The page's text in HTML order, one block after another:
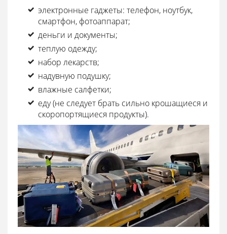
электронные гаджеты: телефон, ноутбук,
смартфон, фотоаппарат;
деньги и документы;
теплую одежду;
набор лекарств;
надувную подушку;
влажные салфетки;
еду (не следует брать сильно крошащиеся и
скоропортящиеся продукты).